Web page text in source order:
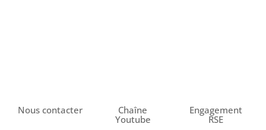
Nous contacter
Chaîne
Youtube
Engagement
RSE